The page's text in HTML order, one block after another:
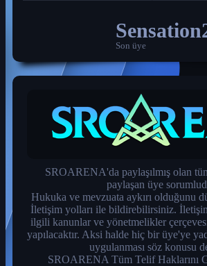
Son üye
SROARENA'da paylaşılmış olan
paylaşan üye
Hukuka ve mevzuata aykırı olduğunu
İletişim yolları ile bildirebilirsiniz.
ilgili kanunlar ve yönetmelikler
yapılacaktır. Aksi halde hiç bir üye'ye
uygulanması söz konusu
SROARENA Tüm Telif Haklarını